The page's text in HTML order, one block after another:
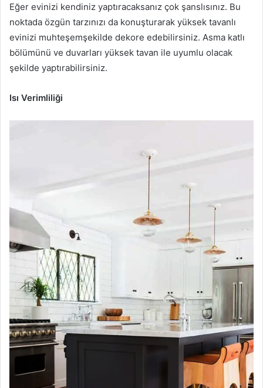
Eğer evinizi kendiniz yaptıracaksanız çok şanslısınız. Bu
noktada özgün tarzınızı da konuşturarak yüksek tavanlı
evinizi muhteşemşekilde dekore edebilirsiniz. Asma katlı
bölümünü ve duvarları yüksek tavan ile uyumlu olacak
şekilde yaptırabilirsiniz.
Isı Verimliliği